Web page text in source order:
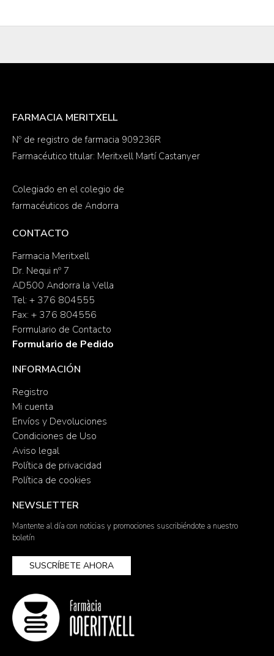
FARMACIA MERITXELL
Nº de registro de farmacia 909236R
Farmacéutico titular: Meritxell Martí Castanyer
Colegiado en el colegio de
farmacéuticos de Andorra
CONTACTO
Farmacia Meritxell
Dr. Nequi nº 7
AD500 Andorra la Vella
Tel: + 376 804555
Fax: + 376 804556
Formulario de Contacto
Formulario de Pedido
INFORMACIÓN
Registro
Mi cuenta
Envíos y Devoluciones
Condiciones de Uso
Aviso legal
Política de privacidad
Política de cookies
NEWSLETTER
Mantente al día con noticias y promociones suscribiéndote a nuestro
boletín
SUSCRÍBETE AHORA